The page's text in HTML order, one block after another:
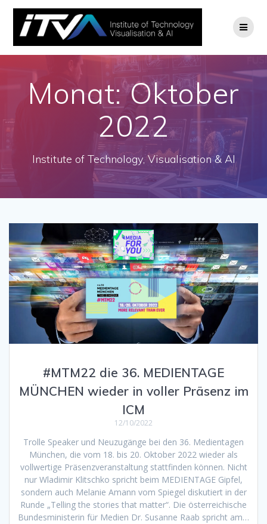
Zum
Inhalt
springen
Monat:Oktober
2022
Institute of Technology, Visualisation & AI
#MTM22 die 36. MEDIENTAGE
MÜNCHEN wieder in voller Präsenz im
ICM
12/10/2022
Trolle Speaker und Neuzugänge bei den 36. Medientagen
München, die vom 18. bis 20. Oktober 2022 wieder als
vollwertige Präsenzveranstaltung stattfinden können. Nicht
nur Wladimir Klitschko spricht beim MEDIENTAGE Gipfel,
sondern auch Melanie Amann vom Spiegel diskutiert in der
Runde „Telling the stories that matter“. Die österreichische
Bundesministerin für Medien Dr. Susanne Raab spricht am…